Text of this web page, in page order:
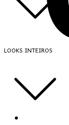
LOOKS INTEIROS